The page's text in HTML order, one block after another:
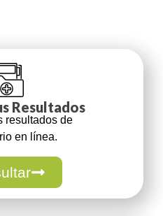
Resultados
resultados de
en línea.